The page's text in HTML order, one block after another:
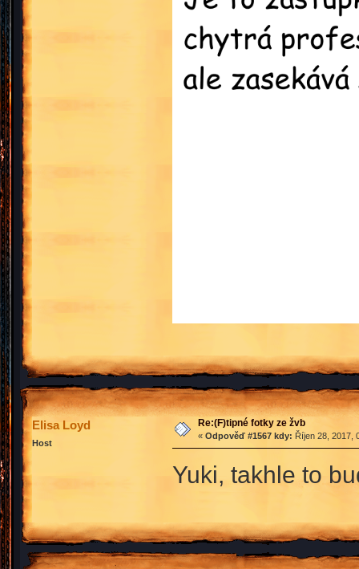
Elisa Loyd
Host
Re:(F)tipné fotky ze žvb
« Odpověď #1567 kdy: Říjen 28, 2017,
Yuki, takhle to